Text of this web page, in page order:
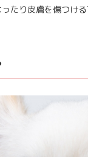
たり皮膚を傷つけ